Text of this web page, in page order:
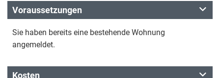
Voraussetzungen
Sie haben bereits eine bestehende Wohnung
angemeldet.
Kosten